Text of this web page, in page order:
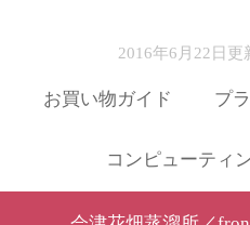
2016年6月22日更
お買い物ガイド プ
コンピューティ